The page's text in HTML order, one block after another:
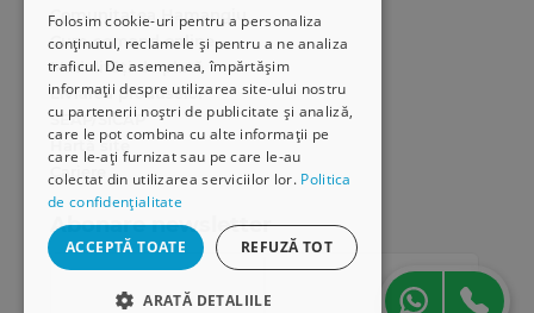
Folosim cookie-uri pentru a personaliza
conținutul, reclamele și pentru a ne analiza
traficul. De asemenea, împărtășim
informații despre utilizarea site-ului nostru
cu partenerii noștri de publicitate și analiză,
care le pot combina cu alte informații pe
care le-ați furnizat sau pe care le-au
colectat din utilizarea serviciilor lor. Politica
de confidențialitate
ACCEPTĂ TOATE REFUZĂ TOT
ARATĂ DETALIILE
Comunitatea Hamangiu
Cum comand online
Modalități de plată
Livrarea produselor
SEAP/SICAP
Hartă site
Cariere
Abonare newsletter